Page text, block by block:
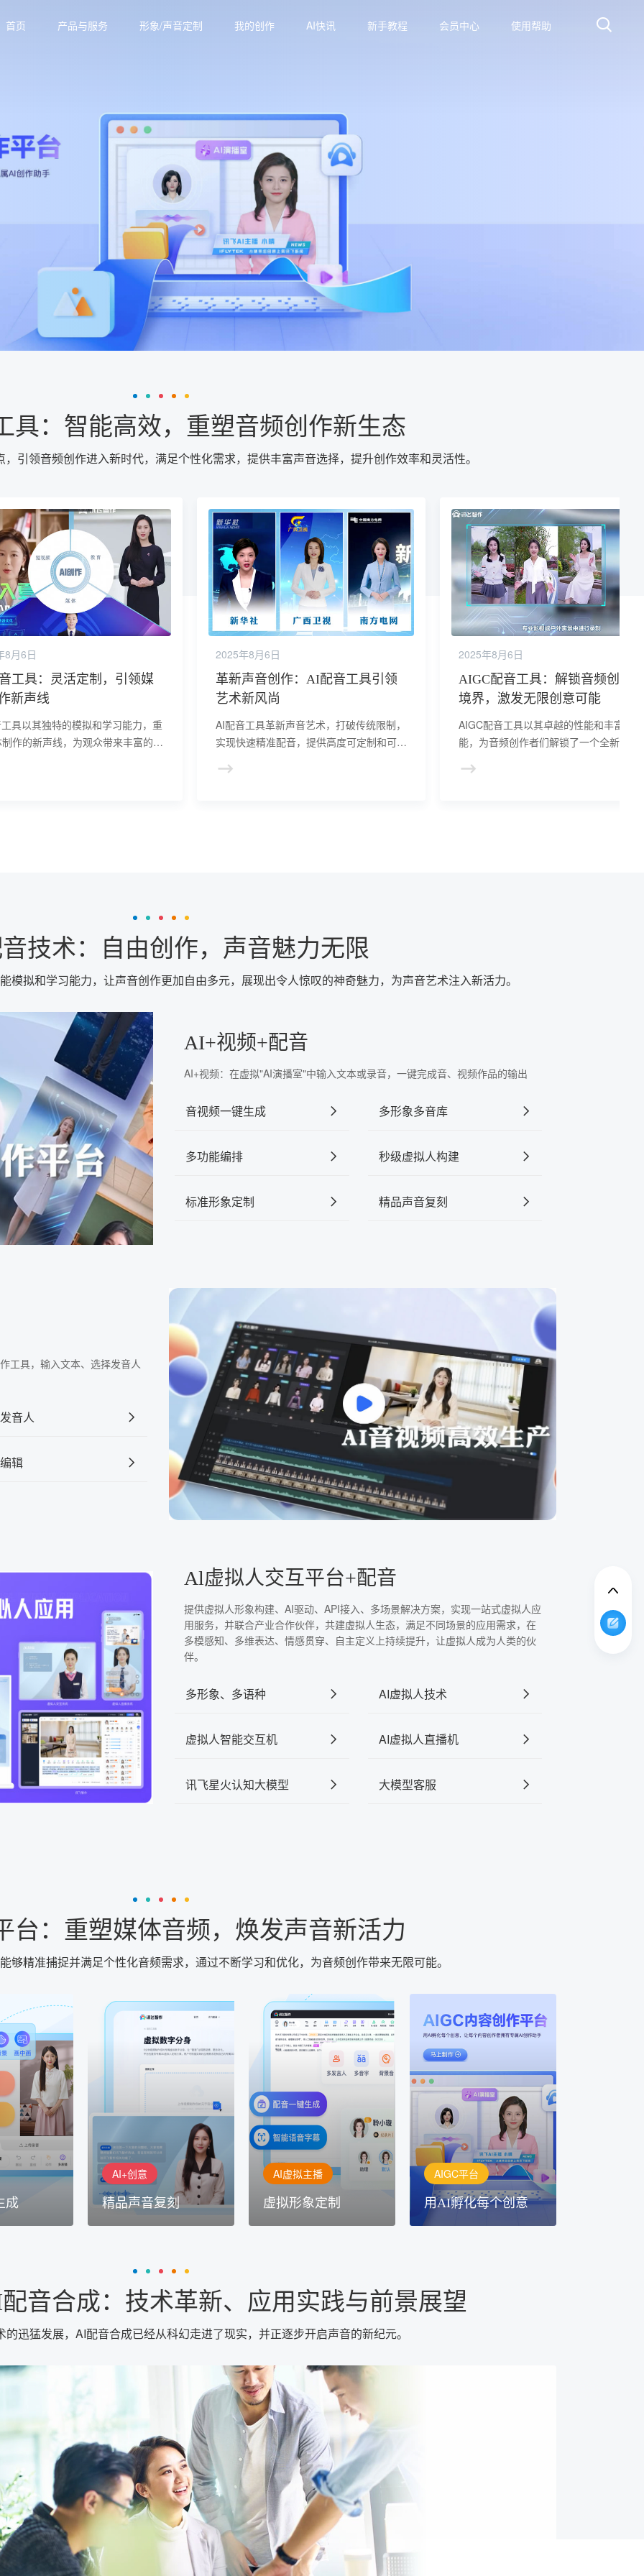
首页 产品与服务 形象/声音定制 我的创作 AI快讯 新手教程 会员中心 使用帮助
具：智能高效，重塑音频创作新生态
引领音频创作进入新时代，满足个性化需求，提供丰富声音选择，提升创作效率和灵活性。
8月6日
工具：灵活定制，引领媒
新声线
具以其独特的模拟和学习能力，重
作的新声线，为观众带来丰富的听
2025年8月6日
革新声音创作：AI配音工具引领
艺术新风尚
AI配音工具革新声音艺术，打破传统限制，
实现快速精准配音，提供高度可定制和可扩
力。
2025年8月6日
AIGC配音工具：解锁音频创作
境界，激发无限创意可能
AIGC配音工具以其卓越的性能和丰富的功
能，为音频创作者们解锁了一个全新的创
同时也为创作者提供了更多的创作灵感和
技术：自由创作，声音魅力无限
模拟和学习能力，让声音创作更加自由多元，展现出令人惊叹的神奇魅力，为声音艺术注入新活力。
AI+视频+配音
AI+视频：在虚拟"AI演播室"中输入文本或录音，一键完成音、视频作品的输出
音视频一键生成 多形象多音库
多功能编排 秒级虚拟人构建
标准形象定制 精品声音复刻
工具，输入文本、选择发音人
音人
辑
Al虚拟人交互平台+配音
提供虚拟人形象构建、AI驱动、API接入、多场景解决方案，实现一站式虚拟人应
用服务，并联合产业合作伙伴，共建虚拟人生态，满足不同场景的应用需求，在
多模感知、多维表达、情感贯穿、自主定义上持续提升，让虚拟人成为人类的伙
伴。
多形象、多语种 AI虚拟人技术
虚拟人智能交互机 AI虚拟人直播机
讯飞星火认知大模型 大模型客服
台：重塑媒体音频，焕发声音新活力
够精准捕捉并满足个性化音频需求，通过不断学习和优化，为音频创作带来无限可能。
成
球领先的
AI音频制作
、选择发音
专业音频
AI+创意
精品声音复刻
AI+创意
精品声音复刻
AI+创意：AIGC 能力集中展
示窗口，体验 AIGC 给生活
AI虚拟主播
虚拟形象定制
虚拟形象定制
讯飞智作：让每一个内容创
作者高效生产灵活定制
AIGC平台
用AI孵化每个创意
AIGC平台
用AI孵化每个创意
讯飞AIGC平台：让每个创
作者都拥有自己的专注AI创
作助手
音合成：技术革新、应用实践与前景展望
迅猛发展，AI配音合成已经从科幻走进了现实，并正逐步开启声音的新纪元。